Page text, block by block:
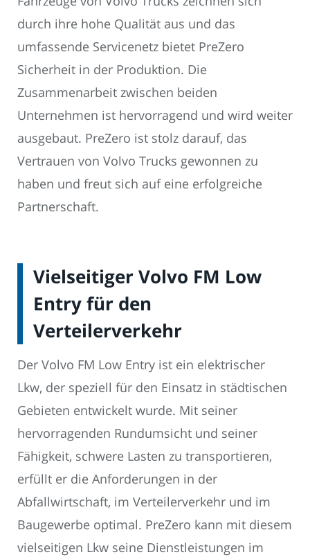
durch ihre hohe Qualität aus und das
umfassende Servicenetz bietet PreZero
Sicherheit in der Produktion. Die
Zusammenarbeit zwischen beiden
Unternehmen ist hervorragend und wird weiter
ausgebaut. PreZero ist stolz darauf, das
Vertrauen von Volvo Trucks gewonnen zu
haben und freut sich auf eine erfolgreiche
Partnerschaft.
Vielseitiger Volvo FM Low
Entry für den
Verteilerverkehr
Der Volvo FM Low Entry ist ein elektrischer
Lkw, der speziell für den Einsatz in städtischen
Gebieten entwickelt wurde. Mit seiner
hervorragenden Rundumsicht und seiner
Fähigkeit, schwere Lasten zu transportieren,
erfüllt er die Anforderungen in der
Abfallwirtschaft, im Verteilerverkehr und im
Baugewerbe optimal. PreZero kann mit diesem
vielseitigen Lkw seine Dienstleistungen im